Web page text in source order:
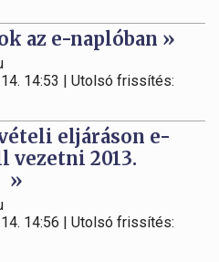
az e-naplóban »
14:53 | Utolsó frissítés:
eljáráson e-
vezetni 2013.
»
14:56 | Utolsó frissítés: